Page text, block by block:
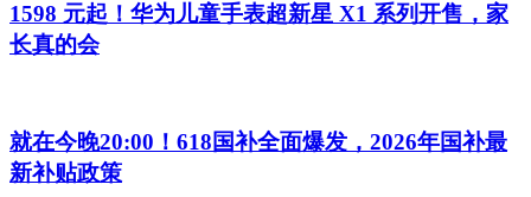
1598 元起！华为儿童手表超新星 X1 系列开售，家
长真的会
就在今晚20:00！618国补全面爆发，2026年国补最
新补贴政策